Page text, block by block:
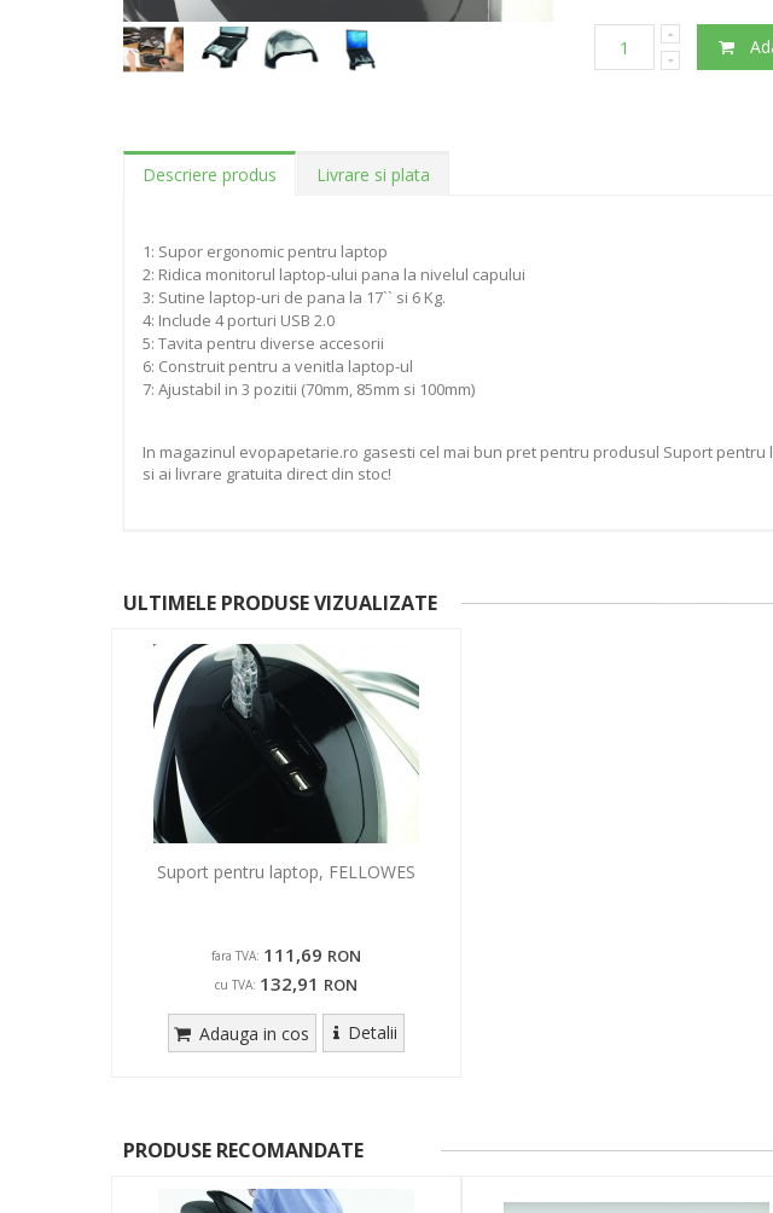
Descriere produs Livrare si plata
1: Supor ergonomic pentru laptop
2: Ridica monitorul laptop-ului pana la nivelul capului
3: Sutine laptop-uri de pana la 17`` si 6 Kg.
4: Include 4 porturi USB 2.0
5: Tavita pentru diverse accesorii
6: Construit pentru a venitla laptop-ul
7: Ajustabil in 3 pozitii (70mm, 85mm si 100mm)
In magazinul evopapetarie.ro gasesti cel mai bun pret pentru produsul Suport pentru
si ai livrare gratuita direct din stoc!
ULTIMELE PRODUSE VIZUALIZATE
Suport pentru laptop, FELLOWES
fara TVA: 111,69 RON
cu TVA: 132,91 RON
Adauga in cos Detalii
PRODUSE RECOMANDATE